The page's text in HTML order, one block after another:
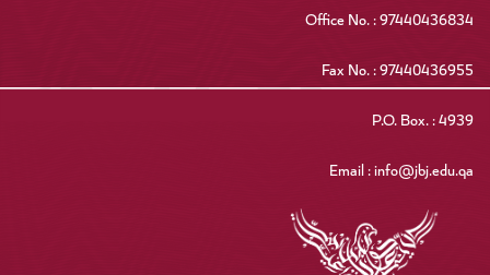
Office No. : 97440436834
Fax No. : 97440436955
P.O. Box. : 4939
Email : info@jbj.edu.qa